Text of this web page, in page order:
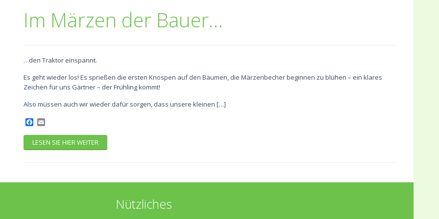
Im Märzen der Bauer…
…den Traktor einspannt.
Es geht wieder los! Es sprießen die ersten Knospen auf den Bäumen, die Märzenbecher beginnen zu blühen – ein klares
Zeichen für uns Gärtner – der Frühling kommt!
Also müssen auch wir wieder dafür sorgen, dass unsere kleinen […]
Facebook
Email
LESEN SIE HIER WEITER
Nützliches